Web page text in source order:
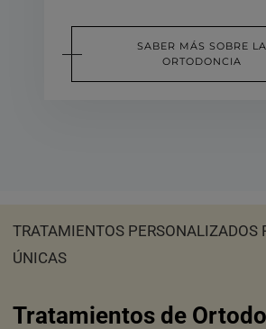
SABER MÁS SOBRE LA
ORTODONCIA
TRATAMIENTOS PERSONALIZADOS
ÚNICAS
Tratamientos de